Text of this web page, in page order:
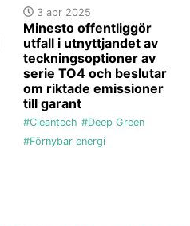
3 apr 2025
Minesto offentliggör
utfall i utnyttjandet av
teckningsoptioner av
serie TO4 och beslutar
om riktade emissioner
till garant
#Cleantech #Deep Green
#Förnybar energi